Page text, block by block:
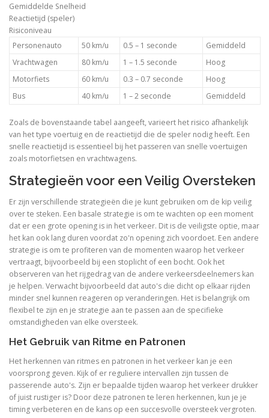
Gemiddelde Snelheid
Reactietijd (speler)
Risiconiveau
Personenauto
50 km/u 0.5 – 1 seconde
Gemiddeld
Vrachtwagen
80 km/u 1 – 1.5 seconde
Hoog
Motorfiets
60 km/u 0.3 – 0.7 seconde
Hoog
Bus
40 km/u 1 – 2 seconde Gemiddeld
Zoals de bovenstaande tabel aangeeft, varieert het risico afhankelijk
van het type voertuig en de reactietijd die de speler nodig heeft. Een
snelle reactietijd is essentieel bij het passeren van snelle voertuigen
zoals motorfietsen en vrachtwagens.
Strategieën voor een Veilig Oversteken
Er zijn verschillende strategieën die je kunt gebruiken om de kip veilig
over te steken. Een basale strategie is om te wachten op een moment
dat er een grote opening is in het verkeer. Dit is de veiligste optie, maar
het kan ook lang duren voordat zo'n opening zich voordoet. Een andere
strategie is om te profiteren van de momenten waarop het verkeer
vertraagt, bijvoorbeeld bij een stoplicht of een bocht. Ook het
observeren van het rijgedrag van de andere verkeersdeelnemers kan
je helpen. Verwacht bijvoorbeeld dat auto's die dicht op elkaar rijden
minder snel kunnen reageren op veranderingen. Het is belangrijk om
flexibel te zijn en je strategie aan te passen aan de specifieke
omstandigheden van elke oversteek.
Het Gebruik van Ritme en Patronen
Het herkennen van ritmes en patronen in het verkeer kan je een
voorsprong geven. Kijk of er reguliere intervallen zijn tussen de
passerende auto's. Zijn er bepaalde tijden waarop het verkeer drukker
of juist rustiger is? Door deze patronen te leren herkennen, kun je je
timing verbeteren en de kans op een succesvolle oversteek vergroten.